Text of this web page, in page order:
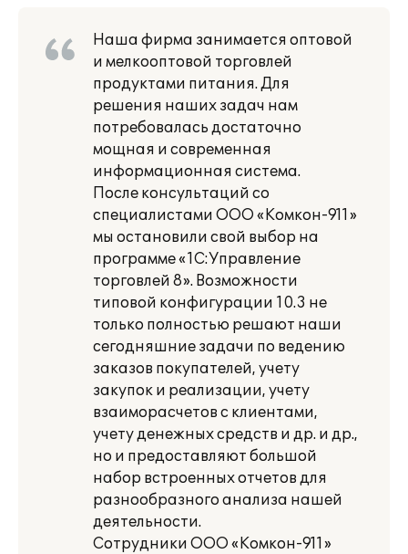
Наша фирма занимается оптовой
и мелкооптовой торговлей
продуктами питания. Для
решения наших задач нам
потребовалась достаточно
мощная и современная
информационная система.
После консультаций со
специалистами ООО «Комкон-911»
мы остановили свой выбор на
программе «1С:Управление
торговлей 8». Возможности
типовой конфигурации 10.3 не
только полностью решают наши
сегодняшние задачи по ведению
заказов покупателей, учету
закупок и реализации, учету
взаиморасчетов с клиентами,
учету денежных средств и др. и др.,
но и предоставляют большой
набор встроенных отчетов для
разнообразного анализа нашей
деятельности.
Сотрудники ООО «Комкон-911»